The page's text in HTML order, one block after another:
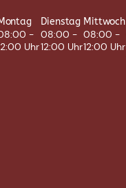
-
Uhr
Dienstag
08:00 -
12:00 Uhr
Mittwoch
08:00 -
12:00 Uhr